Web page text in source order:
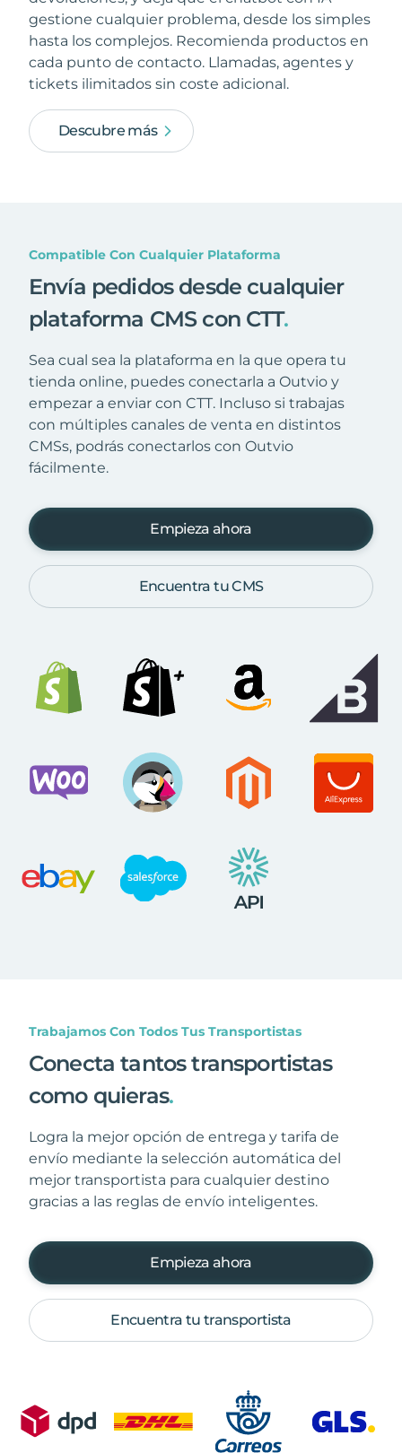
gestione cualquier problema, desde los simples
hasta los complejos. Recomienda productos en
cada punto de contacto. Llamadas, agentes y
tickets ilimitados sin coste adicional.
Descubre más
Compatible Con Cualquier Plataforma
Envía pedidos desde cualquier
plataforma CMS con CTT.
Sea cual sea la plataforma en la que opera tu
tienda online, puedes conectarla a Outvio y
empezar a enviar con CTT. Incluso si trabajas
con múltiples canales de venta en distintos
CMSs, podrás conectarlos con Outvio
fácilmente.
Empieza ahora
Encuentra tu CMS
Trabajamos Con Todos Tus Transportistas
Conecta tantos transportistas
como quieras.
Logra la mejor opción de entrega y tarifa de
envío mediante la selección automática del
mejor transportista para cualquier destino
gracias a las reglas de envío inteligentes.
Empieza ahora
Encuentra tu transportista